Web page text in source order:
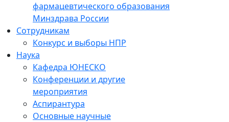
фармацевтического образования
Минздрава России
Сотрудникам
Конкурс и выборы НПР
Наука
Кафедра ЮНЕСКО
Конференции и другие
мероприятия
Аспирантура
Основные научные